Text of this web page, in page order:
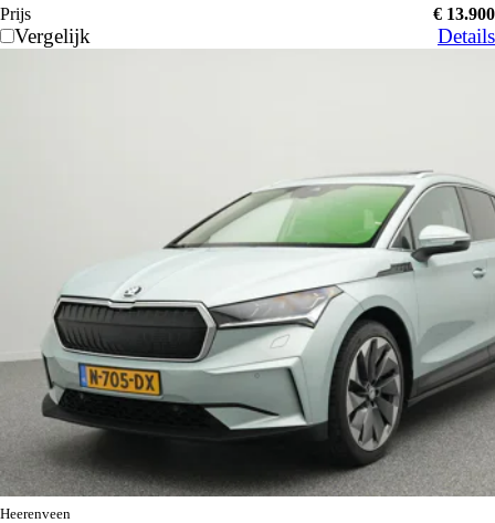
Prijs € 13.900
Vergelijk Details
Heerenveen